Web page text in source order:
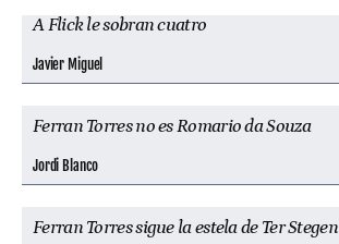
A Flick le sobran cuatro
Javier Miguel
Ferran Torres no es Romario da Souza
Jordi Blanco
Ferran Torres sigue la estela de Ter Stegen